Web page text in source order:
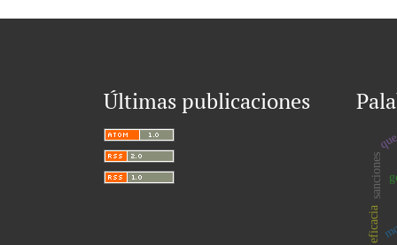
Últimas publicaciones
sanciones
eficacia